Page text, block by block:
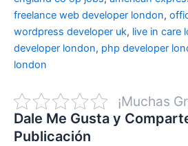
freelance web developer london,
wordpress developer uk, live in care
developer london, php developer
london
¡Muchas
Dale Me Gusta y
Publicación